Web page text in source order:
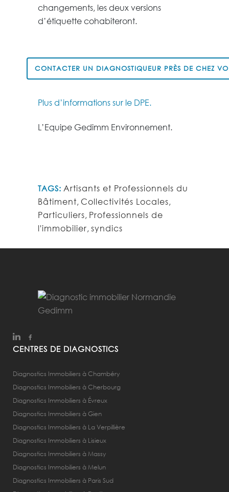
changements, les deux versions
d’étiquette cohabiteront.
CONTACTER UN DIAGNOSTIQUEUR PRÈS DE CHEZ
Plus d’informations sur le DPE.
L’Equipe Gedimm Environnement.
TAGS: Artisants et Professionnels du
Bâtiment, Collectivités Locales,
Particuliers, Professionnels de
l'immobilier,syndics
CENTRES DE DIAGNOSTICS
Diagnostics Immobiliers à Chambéry
Diagnostics Immobiliers à Cherbourg
Diagnostics Immobiliers à Évreux
Diagnostics Immobiliers à Gien
Diagnostics Immobiliers à La Verpillière
Diagnostics Immobiliers à Lisieux
Diagnostics Immobiliers à Massy
Diagnostics Immobiliers à Melun
Diagnostics Immobiliers à Paris Sud